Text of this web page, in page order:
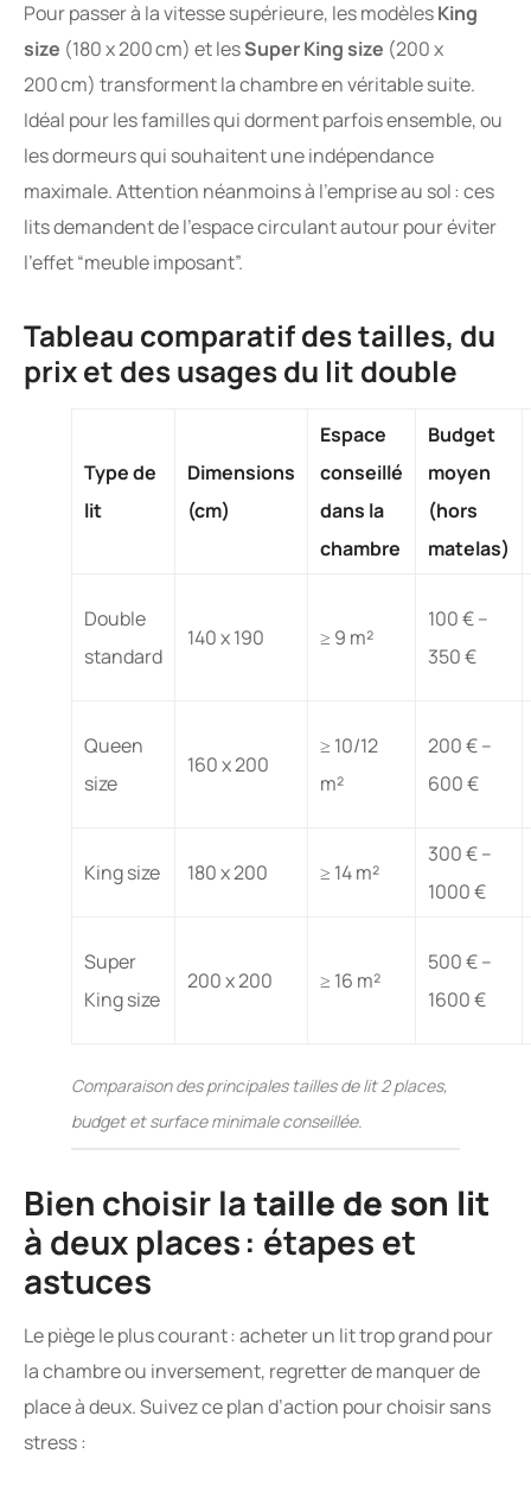
Pour passer à la vitesse supérieure, les modèlesKing
size (180 x 200 cm) et lesSuper King size (200 x
200 cm) transforment la chambre en véritable suite.
Idéal pour les familles qui dorment parfois ensemble, ou
les dormeurs qui souhaitent une indépendance
maximale. Attention néanmoins à l’emprise au sol : ces
lits demandent de l’espace circulant autour pour éviter
l’effet “meuble imposant”.
Tableau comparatif des tailles, du
prix et des usages du lit double
Type de
lit
Dimensions
(cm)
Espace
conseillé
dans la
chambre
Budget
moyen
(hors
matelas)
Double
standard
140 x 190 ≥ 9 m²
100 € –
350 €
Queen
size
160 x 200
≥ 10/12
m²
200 € –
600 €
King size 180 x 200 ≥ 14 m²
300 € –
1000 €
Super
King size
200 x 200 ≥ 16 m²
500 € –
1600 €
Comparaison des principales tailles de lit 2 places,
budget et surface minimale conseillée.
Bien choisir lataille de son lit
à deux places : étapes et
astuces
Le piège le plus courant : acheter un lit trop grand pour
la chambre ou inversement, regretter de manquer de
place à deux. Suivez ce plan d’action pour choisir sans
stress :